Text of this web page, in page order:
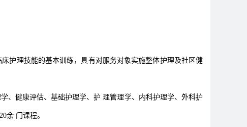
护理技能的基本训练，具有对服务对象实施整体护理及社区健
、健康评估、基础护理学、护 理管理学、内科护理学、外科护
余 门课程。